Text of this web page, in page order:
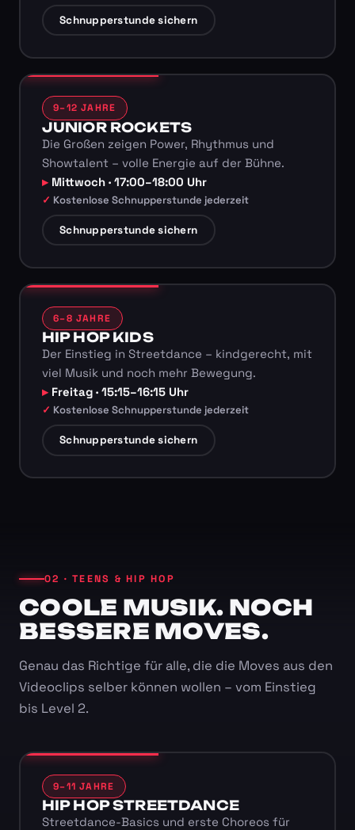
Schnupperstunde sichern
9–12 JAHRE
JUNIOR ROCKETS
Die Großen zeigen Power, Rhythmus und
Showtalent – volle Energie auf der Bühne.
Mittwoch · 17:00–18:00 Uhr
Kostenlose Schnupperstunde jederzeit
Schnupperstunde sichern
6–8 JAHRE
HIP HOP KIDS
Der Einstieg in Streetdance – kindgerecht, mit
viel Musik und noch mehr Bewegung.
Freitag · 15:15–16:15 Uhr
Kostenlose Schnupperstunde jederzeit
Schnupperstunde sichern
02 · TEENS & HIP HOP
COOLE MUSIK. NOCH
BESSERE MOVES.
Genau das Richtige für alle, die die Moves aus den
Videoclips selber können wollen – vom Einstieg
bis Level 2.
9–11 JAHRE
HIP HOP STREETDANCE
Streetdance-Basics und erste Choreos für